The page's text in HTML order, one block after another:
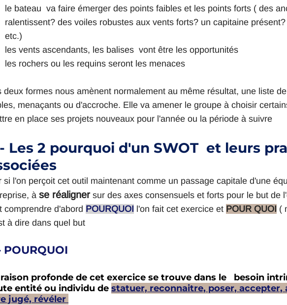
le bateau  va faire émerger des points faibles et les points forts ( des
ralentissent? des voiles robustes aux vents forts? un capitaine
etc.)
les vents ascendants, les balises  vont être les opportunités
les rochers ou les requins seront les menaces
deux formes nous amènent normalement au même résultat, une liste
menaçants ou d'accroche. Elle va amener le groupe à choisir
en place ses projets nouveaux pour l'année ou la période à suivre
Les 2 pourquoi d'un SWOT  et leurs
si l'on perçoit cet outil maintenant comme un passage capitale d'une
à se réaligner sur des axes consensuels et forts pour le but de
comprendre d'abord POURQUOI l'on fait cet exercice et POUR QUOI (
à dire dans quel but
POURQUOI
profonde de cet exercice se trouve dans le   besoin
entité ou individu de statuer, reconnaitre, poser, accepter,
jugé, révéler